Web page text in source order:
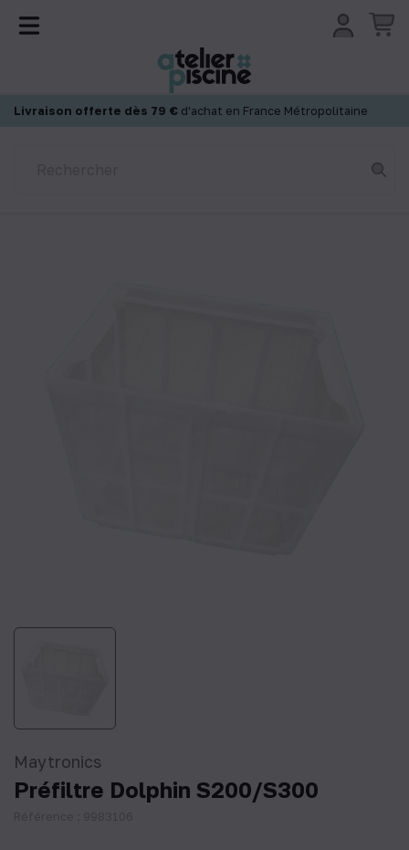
Livraison offerte dès 79 € d'achat en France Métropolitaine
Maytronics
Préfiltre Dolphin S200/S300